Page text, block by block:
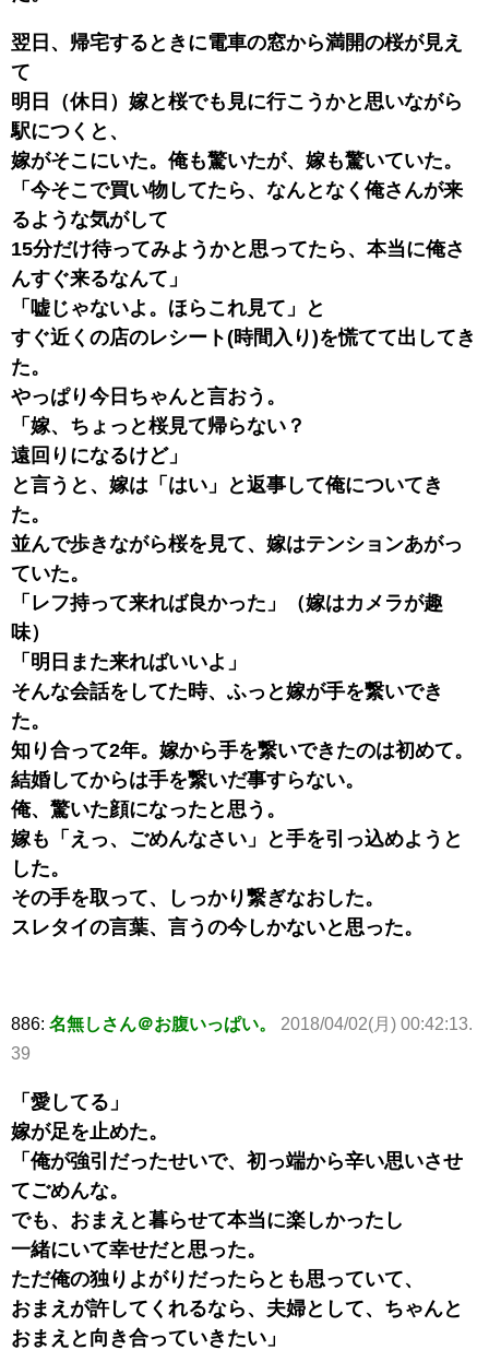
翌日、帰宅するときに電車の窓から満開の桜が見え
て
明日（休日）嫁と桜でも見に行こうかと思いながら
駅につくと、
嫁がそこにいた。俺も驚いたが、嫁も驚いていた。
「今そこで買い物してたら、なんとなく俺さんが来
るような気がして
15分だけ待ってみようかと思ってたら、本当に俺さ
んすぐ来るなんて」
「嘘じゃないよ。ほらこれ見て」と
すぐ近くの店のレシート(時間入り)を慌てて出してき
た。
やっぱり今日ちゃんと言おう。
「嫁、ちょっと桜見て帰らない？
遠回りになるけど」
と言うと、嫁は「はい」と返事して俺についてき
た。
並んで歩きながら桜を見て、嫁はテンションあがっ
ていた。
「レフ持って来れば良かった」（嫁はカメラが趣
味）
「明日また来ればいいよ」
そんな会話をしてた時、ふっと嫁が手を繋いでき
た。
知り合って2年。嫁から手を繋いできたのは初めて。
結婚してからは手を繋いだ事すらない。
俺、驚いた顔になったと思う。
嫁も「えっ、ごめんなさい」と手を引っ込めようと
した。
その手を取って、しっかり繋ぎなおした。
スレタイの言葉、言うの今しかないと思った。
886: 名無しさん＠お腹いっぱい。
2018/04/02(月) 00:42:13.
39
「愛してる」
嫁が足を止めた。
「俺が強引だったせいで、初っ端から辛い思いさせ
てごめんな。
でも、おまえと暮らせて本当に楽しかったし
一緒にいて幸せだと思った。
ただ俺の独りよがりだったらとも思っていて、
おまえが許してくれるなら、夫婦として、ちゃんと
おまえと向き合っていきたい」